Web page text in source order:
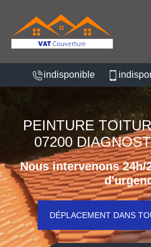
indisponible
PEINTURE
07200
Nous intervenons 24h/
DÉPLACEMENT DANS